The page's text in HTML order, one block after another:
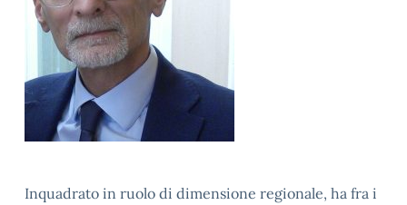
Inquadrato in ruolo di dimensione regionale, ha fra i